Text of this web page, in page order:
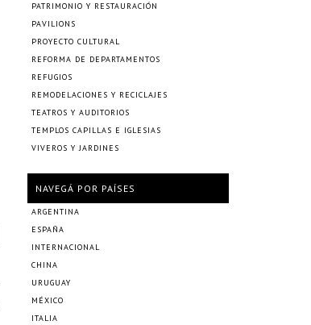
PATRIMONIO Y RESTAURACIÓN
PAVILIONS
PROYECTO CULTURAL
REFORMA DE DEPARTAMENTOS
REFUGIOS
REMODELACIONES Y RECICLAJES
TEATROS Y AUDITORIOS
TEMPLOS CAPILLAS E IGLESIAS
VIVEROS Y JARDINES
NAVEGÁ POR PAÍSES
ARGENTINA
ESPAÑA
INTERNACIONAL
CHINA
URUGUAY
MÉXICO
ITALIA